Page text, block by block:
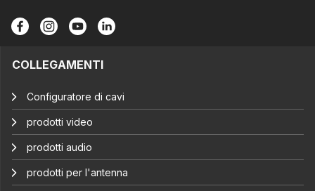
COLLEGAMENTI
Configuratore di cavi
prodotti video
prodotti audio
prodotti per l'antenna